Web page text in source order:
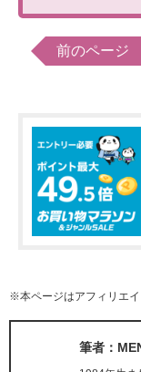
前のページ
※本ページはアフィリエ
筆者：